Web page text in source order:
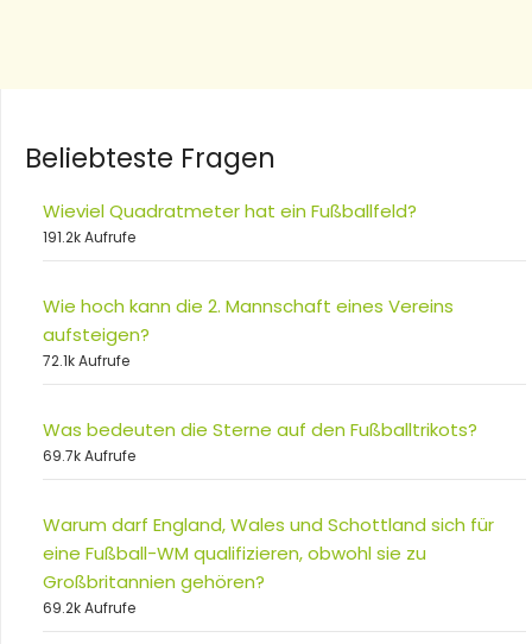
Beliebteste Fragen
Wieviel Quadratmeter hat ein Fußballfeld?
191.2k Aufrufe
Wie hoch kann die 2. Mannschaft eines Vereins
aufsteigen?
72.1k Aufrufe
Was bedeuten die Sterne auf den Fußballtrikots?
69.7k Aufrufe
Warum darf England, Wales und Schottland sich für
eine Fußball-WM qualifizieren, obwohl sie zu
Großbritannien gehören?
69.2k Aufrufe